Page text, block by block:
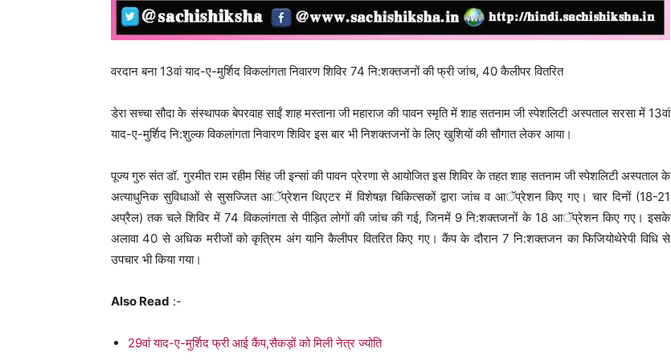
वरदान बना 13वां याद-ए-मुर्शिद विकलांगता निवारण शिविर 74 नि:शक्तजनों की फ्री जांच, 40 कैलीपर वितरित
डेरा सच्चा सौदा के संस्थापक बेपरवाह साईं शाह मस्ताना जी महाराज की पावन स्मृति में शाह सतनाम जी स्पेशलिटी अस्पताल सरसा में 13वां
याद-ए-मुर्शिद नि:शुल्क विकलांगता निवारण शिविर इस बार भी निशक्तजनों के लिए खुशियों की सौगात लेकर आया।
पूज्य गुरु संत डॉ. गुरमीत राम रहीम सिंह जी इन्सां की पावन प्रेरणा से आयोजित इस शिविर के तहत शाह सतनाम जी स्पेशलिटी अस्पताल के
अत्याधुनिक सुविधाओं से सुसज्जित आॅप्रेशन थिएटर में विशेषज्ञ चिकित्सकों द्वारा जांच व आॅप्रेशन किए गए। चार दिनों (18-21
अप्रैल) तक चले शिविर में 74 विकलांगता से पीड़ित लोगों की जांच की गई, जिनमें 9 नि:शक्तजनों के 18 आॅप्रेशन किए गए। इसके
अलावा 40 से अधिक मरीजों को कृत्रिम अंग यानि कैलीपर वितरित किए गए। कैंप के दौरान 7 नि:शक्तजन का फिजियोथेरेपी विधि से
उपचार भी किया गया।
Also Read :-
29वां याद-ए-मुर्शिद फ्री आई कैंप,सैकड़ों को मिली नेत्र ज्योति